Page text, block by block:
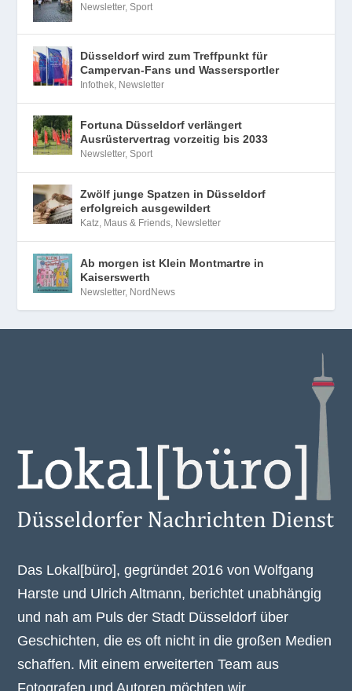
Newsletter,Sport
Düsseldorf wird zum Treffpunkt für
Campervan-Fans und Wassersportler
Infothek, Newsletter
Fortuna Düsseldorf verlängert
Ausrüstervertrag vorzeitig bis 2033
Newsletter,Sport
Zwölf junge Spatzen in Düsseldorf
erfolgreich ausgewildert
Katz, Maus & Friends, Newsletter
Ab morgen ist Klein Montmartre in
Kaiserswerth
Newsletter, NordNews
Das Lokal[büro], gegründet 2016 von Wolfgang
Harste und Ulrich Altmann, berichtet unabhängig
und nah am Puls der Stadt Düsseldorf über
Geschichten, die es oft nicht in die großen Medien
schaffen. Mit einem erweiterten Team aus